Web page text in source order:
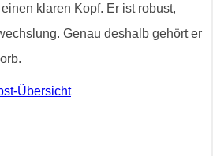
klaren Kopf. Er ist robust,
Genau deshalb gehört er
Übersicht